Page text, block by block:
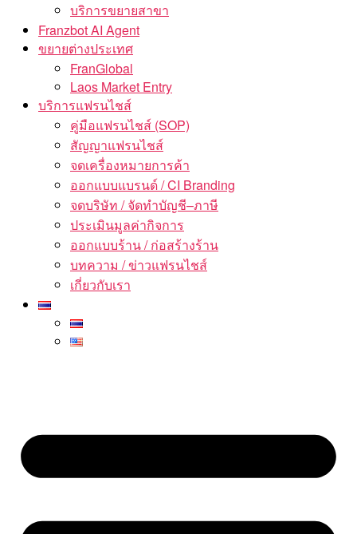
บริการขยายสาขา
Franzbot AI Agent
ขยายต่างประเทศ
FranGlobal
Laos Market Entry
บริการแฟรนไชส์
คู่มือแฟรนไชส์ (SOP)
สัญญาแฟรนไชส์
จดเครื่องหมายการค้า
ออกแบบแบรนด์ / CI Branding
จดบริษัท / จัดทำบัญชี–ภาษี
ประเมินมูลค่ากิจการ
ออกแบบร้าน / ก่อสร้างร้าน
บทความ / ข่าวแฟรนไชส์
เกี่ยวกับเรา